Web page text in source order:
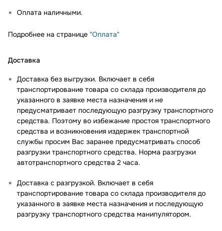
Оплата наличными.
Подробнее на странице "Оплата"
Доставка
Доставка без выгрузки. Включает в себя
транспортирование товара со склада производителя до
указанного в заявке места назначения и не
предусматривает последующую разгрузку транспортного
средства. Поэтому во избежание простоя транспортного
средства и возникновения издержек транспортной
службы просим Вас заранее предусматривать способ
разгрузки транспортного средства. Норма разгрузки
автотранспортного средства 2 часа.
Доставка с разгрузкой. Включает в себя
транспортирование товара со склада производителя до
указанного в заявке места назначения и последующую
разгрузку транспортного средства манипулятором.